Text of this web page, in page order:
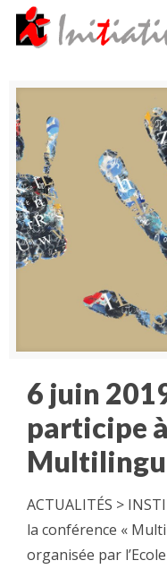
6 juin
participe
ACTUALITÉS >
la conférence «
organisée par